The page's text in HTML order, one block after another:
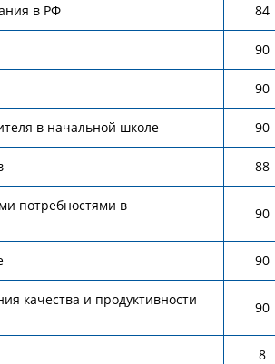
в РФ 84
90
90
в начальной школе 90
88
потребностями в
90
90
качества и продуктивности
90
8